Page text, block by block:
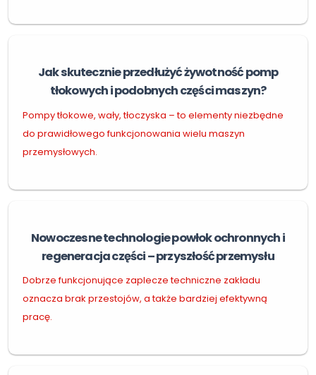
Jak skutecznie przedłużyć żywotność pomp
tłokowych i podobnych części maszyn?
Pompy tłokowe, wały, tłoczyska – to elementy niezbędne
do prawidłowego funkcjonowania wielu maszyn
przemysłowych.
Nowoczesne technologie powłok ochronnych i
regeneracja części – przyszłość przemysłu
Dobrze funkcjonujące zaplecze techniczne zakładu
oznacza brak przestojów, a także bardziej efektywną
pracę.